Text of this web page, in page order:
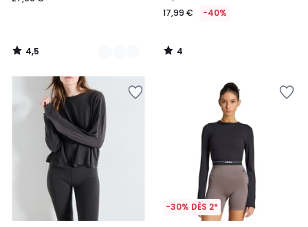
4,5
/
17,99 € -40%
4
/
-30% DÈS 2*